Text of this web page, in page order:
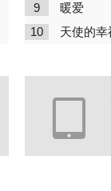
9 暖爱
10 天使的幸